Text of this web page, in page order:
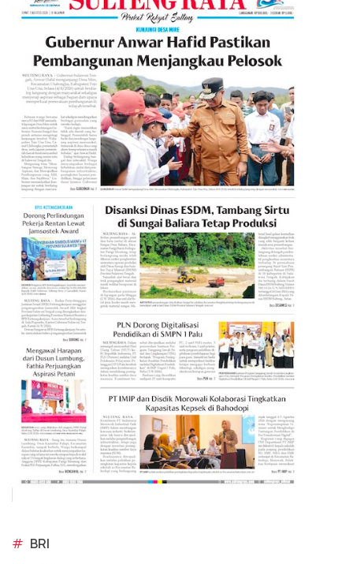
# BRI